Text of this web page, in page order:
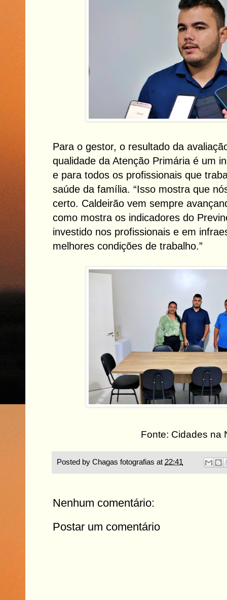
Para o gestor, o resultado da
qualidade da Atenção Primária é um
e para todos os profissionais que
saúde da família. “Isso mostra que
certo. Caldeirão vem sempre
como mostra os indicadores do
investido nos profissionais e em
melhores condições de trabalho.”
Fonte: Cidades na
Posted by Chagas fotografias at 22:41
Nenhum comentário:
Postar um comentário